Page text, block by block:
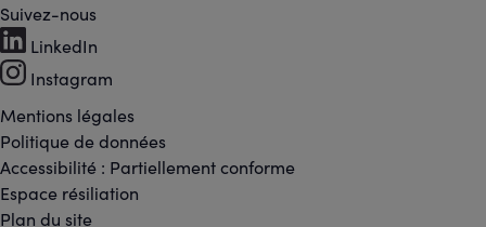
Footer
-
Réseaux
sociaux
Suivez-nous
LinkedIn
Instagram
Footer
-
Mentions légales
Politique de données
Accessibilité : Partiellement conforme
Espace résiliation
Plan du site